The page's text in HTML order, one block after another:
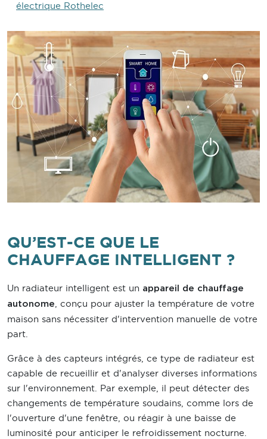
électrique Rothelec
QU’EST-CE QUE LE
CHAUFFAGE INTELLIGENT ?
Un radiateur intelligent est un appareil de chauffage
autonome
, conçu pour ajuster la température de votre
maison sans nécessiter d'intervention manuelle de votre
part.
Grâce à des capteurs intégrés, ce type de radiateur est
capable de recueillir et d'analyser diverses informations
sur l'environnement. Par exemple, il peut détecter des
changements de température soudains, comme lors de
l'ouverture d'une fenêtre, ou réagir à une baisse de
luminosité pour anticiper le refroidissement nocturne.